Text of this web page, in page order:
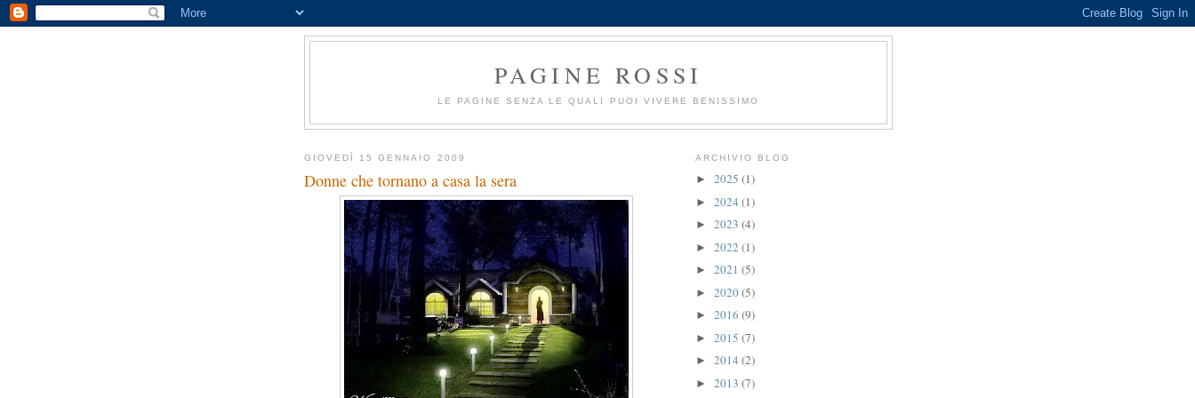
PAGINE ROSSI
LE PAGINE SENZA LE QUALI PUOI VIVERE BENISSIMO
GIOVEDÌ 15 GENNAIO 2009
Donne che tornano a casa la sera
ARCHIVIO BLOG
► 2025 (1)
► 2024 (1)
► 2023 (4)
► 2022 (1)
► 2021 (5)
► 2020(5)
► 2016 (9)
► 2015 (7)
► 2014 (2)
► 2013 (7)